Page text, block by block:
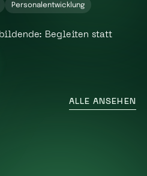
Personalentwicklung
Begleiten statt
ALLE ANSEHEN